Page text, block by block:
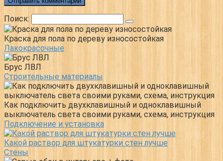
Поиск:
Краска для пола по дереву износостойкая
Лакокрасочные
Брус ЛВЛ
Строительные материалы
Как подключить двухклавишный и одноклавишный
выключатель света своими руками, схема, инструкция
Подключение и установка
Какой раствор для штукатурки стен лучше
Стены